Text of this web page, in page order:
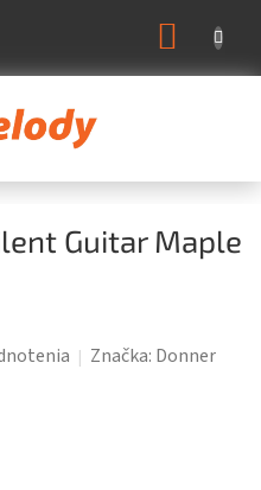
Guitar Maple
Značka: Donner